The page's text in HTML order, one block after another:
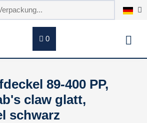
0
89-400 PP,
claw glatt,
schwarz